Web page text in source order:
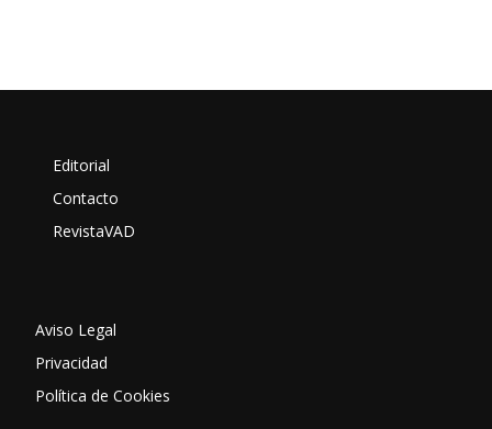
Editorial
Contacto
RevistaVAD
Aviso Legal
Privacidad
Política de Cookies